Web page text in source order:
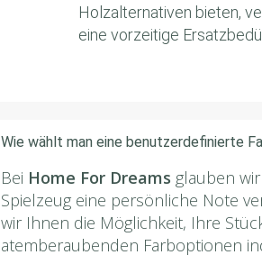
Holzalternativen bieten,
eine vorzeitige
Wie wählt man eine benutzerdefinierte
Bei Home For Dreams glauben
Spielzeug eine persönliche Note
wir Ihnen die Möglichkeit, Ihre
atemberaubenden Farboptionen